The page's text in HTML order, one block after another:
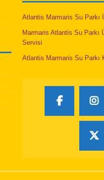
Atlantis Marmaris Su Parkı
Marmaris Atlantis Su Parkı
Servisi
Atlantis Marmaris Su Parkı